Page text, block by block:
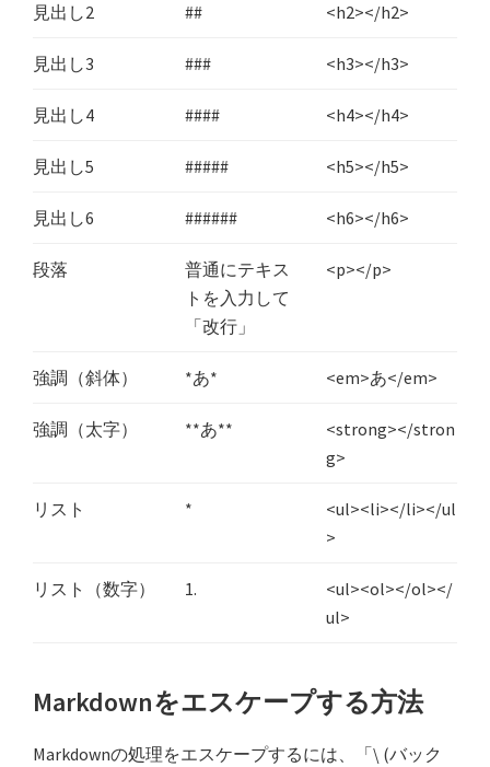
見出し2 ## <h2></h2>
見出し3 ### <h3></h3>
見出し4 #### <h4></h4>
見出し5 ##### <h5></h5>
見出し6 ###### <h6></h6>
段落
普通にテキス
トを入力して
「改行」
<p></p>
強調（斜体） *あ* <em>あ</em>
強調（太字） **あ**
<strong></stron
g>
リスト *
<ul><li></li></ul
>
リスト（数字） 1.
<ul><ol></ol></
ul>
Markdownをエスケープする方法
Markdownの処理をエスケープするには、「\ (バック